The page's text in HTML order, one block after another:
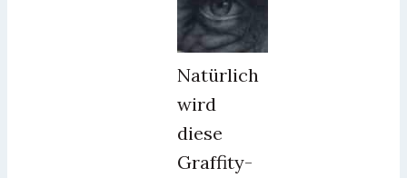
Natürlich
wird
diese
Graffity-